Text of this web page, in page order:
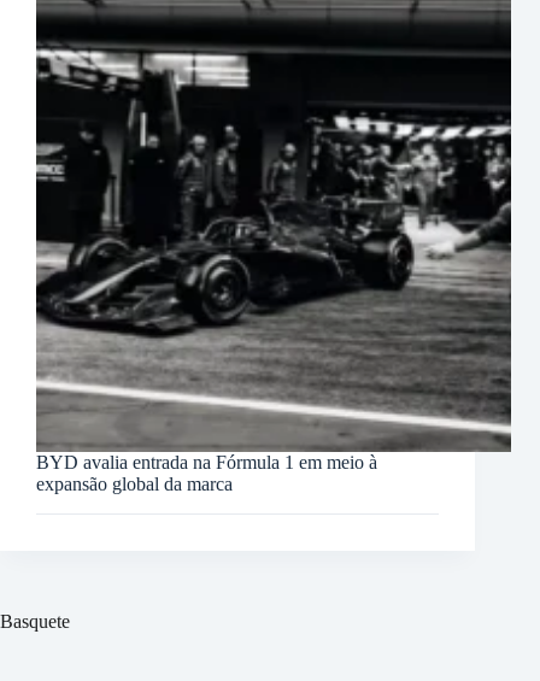
BYD avalia entrada na Fórmula 1 em meio à
expansão global da marca
Basquete